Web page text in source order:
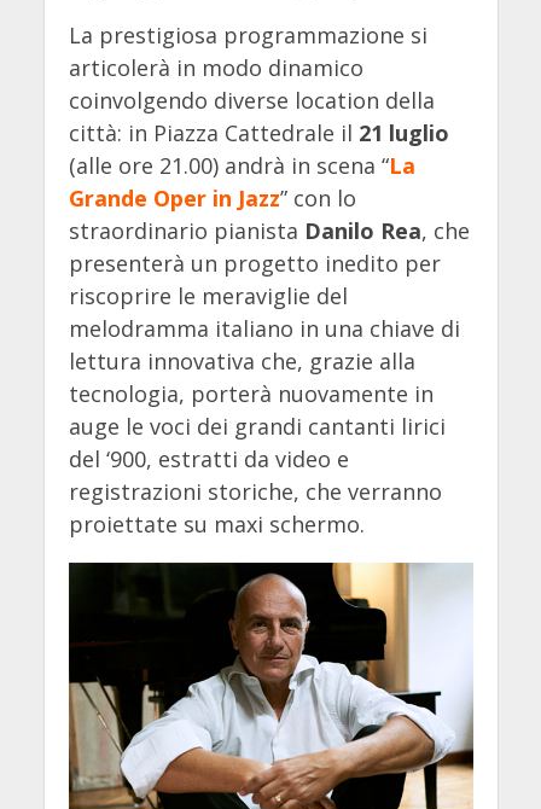
La prestigiosa programmazione si
articolerà in modo dinamico
coinvolgendo diverse location della
città: in Piazza Cattedrale il 21 luglio
(alle ore 21.00) andrà in scena “La
Grande Oper in Jazz” con lo
straordinario pianista Danilo Rea, che
presenterà un progetto inedito per
riscoprire le meraviglie del
melodramma italiano in una chiave di
lettura innovativa che, grazie alla
tecnologia, porterà nuovamente in
auge le voci dei grandi cantanti lirici
del ‘900, estratti da video e
registrazioni storiche, che verranno
proiettate su maxi schermo.